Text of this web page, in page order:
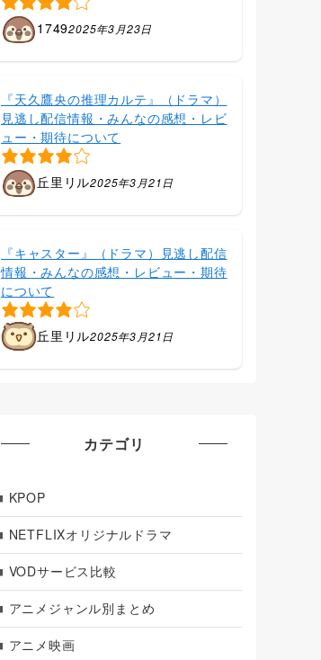
17492025年3月23日
『天久鷹央の推理カルテ』（ドラマ）
見逃し配信情報・みんなの感想・レビ
ュー・期待について
丘里リル2025年3月21日
『キャスター』（ドラマ）見逃し配信
情報・みんなの感想・レビュー・期待
について
丘里リル2025年3月21日
カテゴリ
KPOP
NETFLIXオリジナルドラマ
VODサービス比較
アニメジャンル別まとめ
アニメ映画